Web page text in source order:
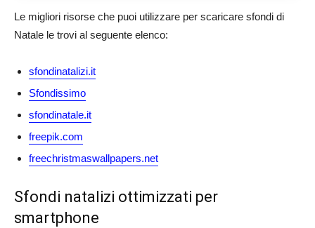
Le migliori risorse che puoi utilizzare per scaricare sfondi di
Natale le trovi al seguente elenco:
sfondinatalizi.it
Sfondissimo
sfondinatale.it
freepik.com
freechristmaswallpapers.net
Sfondi natalizi ottimizzati per
smartphone